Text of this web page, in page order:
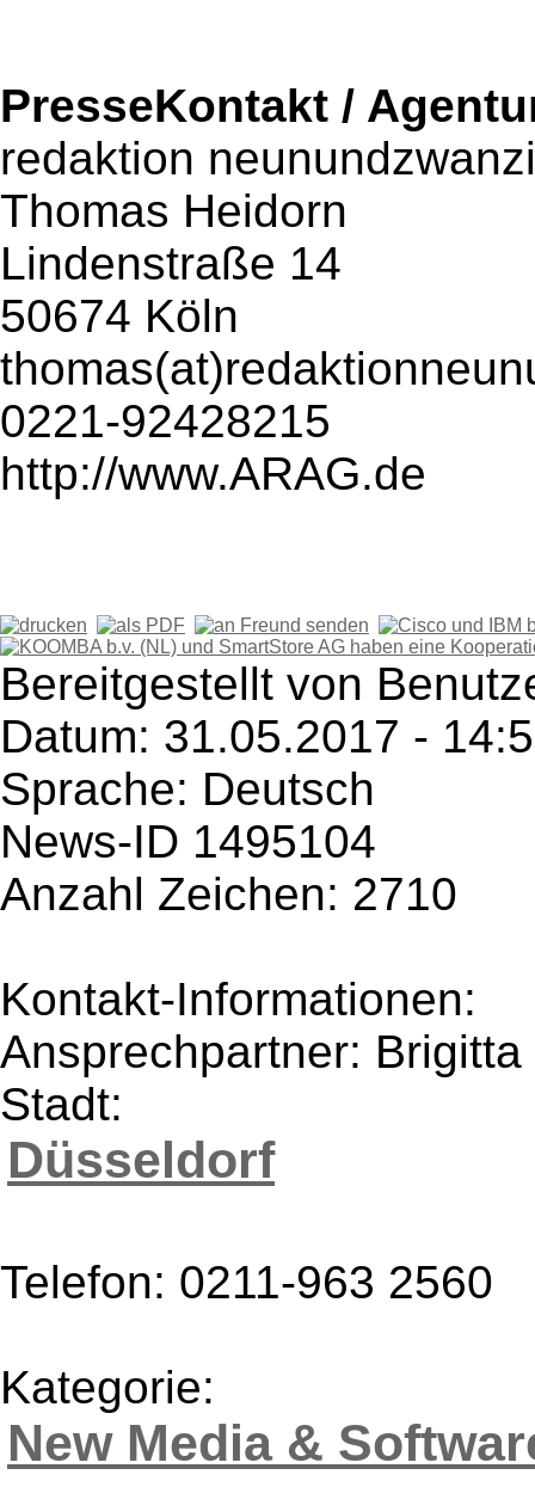
PresseKontakt /
redaktion
Thomas Heidorn
Lindenstraße 14
50674 Köln
0221-92428215
http://www.ARAG.de
Bereitgestellt von
Datum: 31.05.2017 -
Sprache: Deutsch
News-ID 1495104
Anzahl Zeichen: 2710
Kontakt-Informationen:
Ansprechpartner: Brigitta
Stadt:
Düsseldorf
Telefon: 0211-963 2560
Kategorie:
New Media &